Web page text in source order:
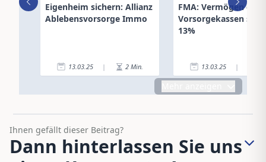
Eigenheim sichern: Allianz
Ablebensvorsorge Immo
13.03.25 | 2 Min.
FMA: Vermögen der
Vorsorgekassen
13%
13.03.25 |
Ihnen gefällt dieser Beitrag?
Dann hinterlassen Sie uns